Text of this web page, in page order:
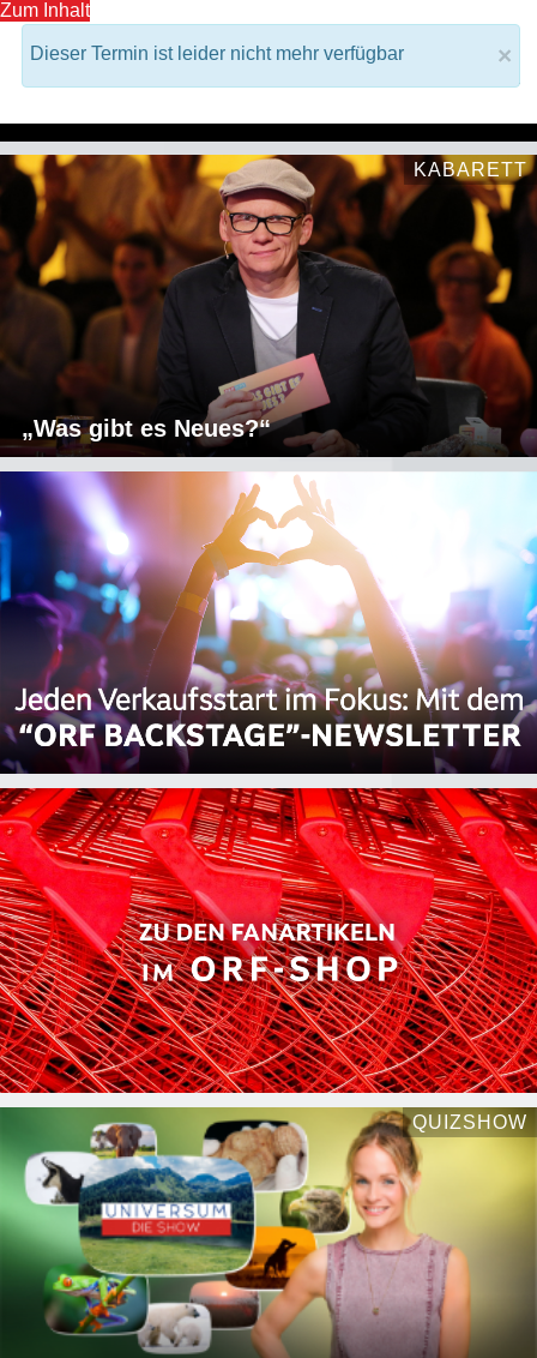
Zum Inhalt
ORF Backstage Startseite
„Was gibt es Neues?“
KABARETT
QUIZSHOW
×
Dieser Termin ist leider nicht mehr verfügbar